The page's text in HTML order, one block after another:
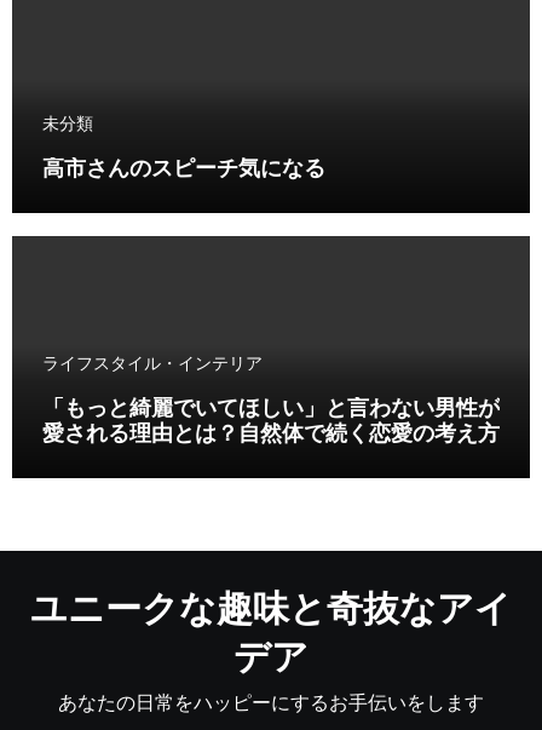
未分類
高市さんのスピーチ気になる
ライフスタイル・インテリア
「もっと綺麗でいてほしい」と言わない男性が
愛される理由とは？自然体で続く恋愛の考え方
ユニークな趣味と奇抜なアイ
デア
あなたの日常をハッピーにするお手伝いをします